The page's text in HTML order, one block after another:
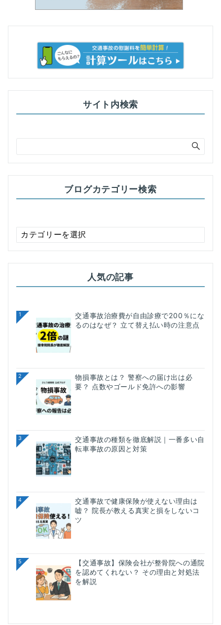
サイト内検索
ブログカテゴリー検索
ブ
ロ
グ
検
索
人気の記事
1
交通事故治療費が自由診療で200％にな
るのはなぜ？ 立て替え払い時の注意点
2
物損事故とは？ 警察への届け出は必
要？ 点数やゴールド免許への影響
3
交通事故の種類を徹底解説｜一番多い自
転車事故の原因と対策
4
交通事故で健康保険が使えない理由は
嘘？ 院長が教える真実と損をしないコ
ツ
5
【交通事故】保険会社が整骨院への通院
を認めてくれない？ その理由と対処法
を解説